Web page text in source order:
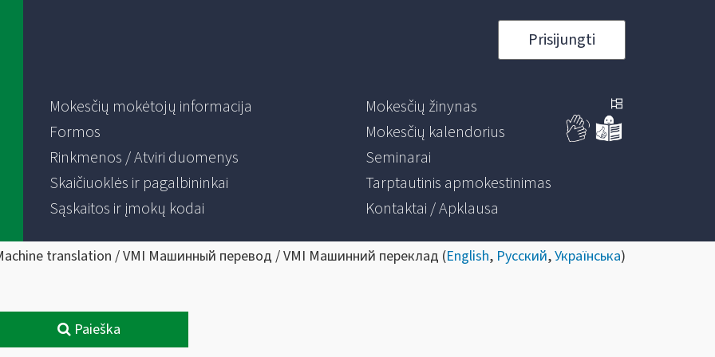
Prisijungti
Mokesčių mokėtojų informacija
Formos
Rinkmenos / Atviri duomenys
Skaičiuoklės ir pagalbininkai
Sąskaitos ir įmokų kodai
Mokesčių žinynas
Mokesčių kalendorius
Seminarai
Tarptautinis apmokestinimas
Kontaktai / Apklausa
translation / VMI Машинный перевод / VMI Машинний переклад (English, Русский,Українська)
Paieška